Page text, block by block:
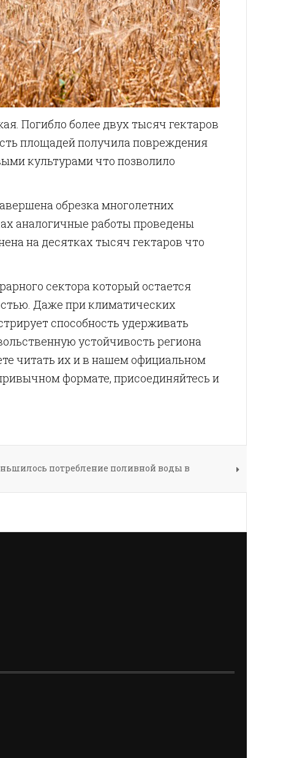
Погибло более двух тысяч гектаров
площадей получила повреждения
культурами что позволило
обрезка многолетних
аналогичные работы проведены
на десятках тысяч гектаров что
сектора который остается
Даже при климатических
способность удерживать
устойчивость региона
читать их и в нашем официальном
формате, присоединяйтесь и
потребление поливной воды в